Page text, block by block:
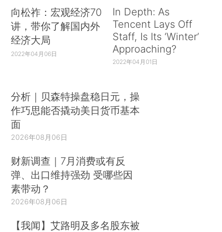
向松祚：宏观经济70
讲，带你了解国内外
经济大局
2022年04月06日
In Depth: As
Tencent Lays Off
Staff, Is Its ‘Winter’
Approaching?
2022年04月01日
分析｜贝森特操盘稳日元，操
作巧思能否撬动美日货币基本
面
2026年08月06日
财新调查｜7月消费或有反
弹、出口维持强劲 受哪些因
素带动？
2026年08月06日
【我闻】艾路明及多名股东被